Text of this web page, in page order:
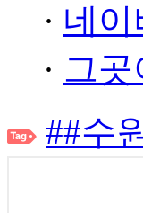
· 네
· 그
##수